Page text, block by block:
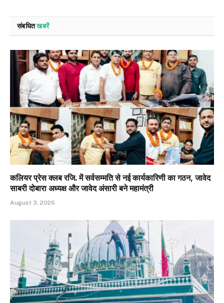
संबधितखबरें
कलियर प्रेस क्लब रजि. में सर्वसम्मति से नई कार्यकारिणी का गठन, जावेद
साबरी दोबारा अध्यक्ष और जावेद अंसारी बने महामंत्री
August 3, 2026